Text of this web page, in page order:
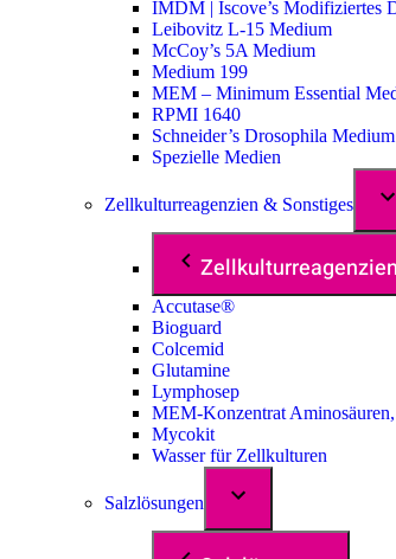
IMDM | Iscove’s Modifiziertes
Leibovitz L-15 Medium
McCoy’s 5A Medium
Medium 199
MEM – Minimum Essential
RPMI 1640
Schneider’s Drosophila Medium
Spezielle Medien
Zellkulturreagenzien & Sonstiges
Accutase®
Bioguard
Colcemid
Glutamine
Lymphosep
MEM-Konzentrat
Mycokit
Wasser für Zellkulturen
Salzlösungen